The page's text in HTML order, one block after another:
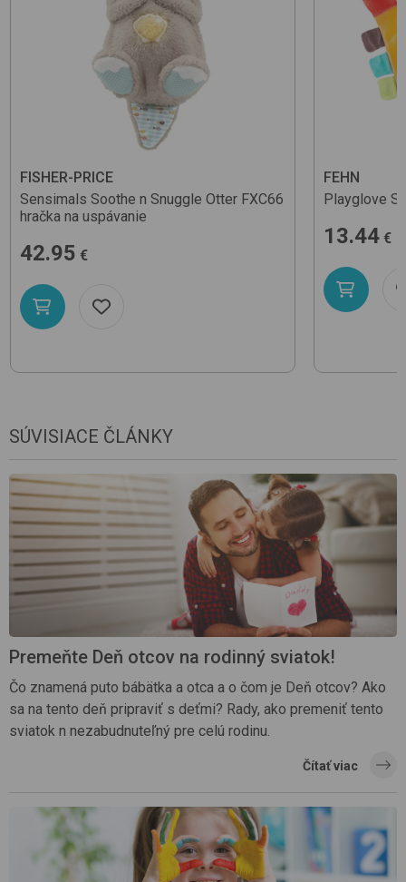
FISHER-PRICE
Sensimals Soothe n Snuggle Otter FXC66
hračka na uspávanie
42.95 €
FEHN
Playglove
13.44 €
SÚVISIACE ČLÁNKY
Premeňte Deň otcov na rodinný sviatok!
Čo znamená puto bábätka a otca a o čom je Deň otcov? Ako
sa na tento deň pripraviť s deťmi? Rady, ako premeniť tento
sviatok n nezabudnuteľný pre celú rodinu.
Čítať viac